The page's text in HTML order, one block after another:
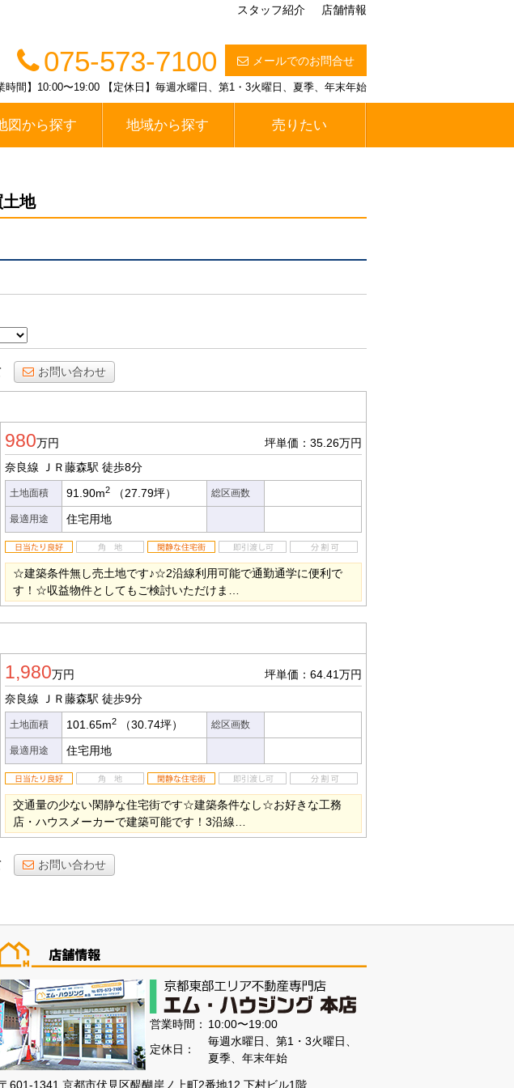
スタッフ紹介 店舗情報
メールでのお問合せ
075-573-7100
時間】10:00〜19:00 【定休日】毎週水曜日、第1・3火曜日、夏季、年末年始
図から探す 地域から探す 売りたい
地
お問い合わせ
980万円
坪単価：35.26万円
奈良線 ＪＲ藤森駅 徒歩8分
土地面積 91.90m2 （27.79坪） 総区画数
最適用途 住宅用地
☆建築条件無し売土地です♪☆2沿線利用可能で通勤通学に便利で
す！☆収益物件としてもご検討いただけま…
1,980万円
坪単価：64.41万円
奈良線 ＪＲ藤森駅 徒歩9分
土地面積 101.65m2 （30.74坪） 総区画数
最適用途 住宅用地
交通量の少ない閑静な住宅街です☆建築条件なし☆お好きな工務
店・ハウスメーカーで建築可能です！3沿線…
お問い合わせ
営業時間： 10:00〜19:00
定休日：
毎週水曜日、第1・3火曜日、
夏季、年末年始
〒601-1341 京都市伏見区醍醐岸ノ上町2番地12 下村ビル1階